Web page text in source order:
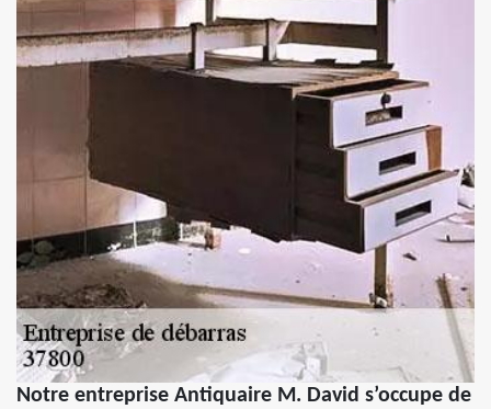
Notre entreprise Antiquaire M. David s’occupe de